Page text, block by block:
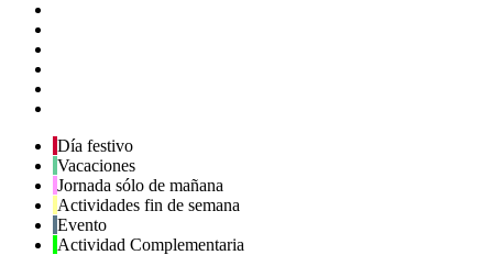
Día festivo
Vacaciones
Jornada sólo de mañana
Actividades fin de semana
Evento
Actividad Complementaria